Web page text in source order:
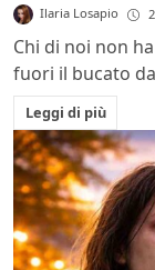
Ilaria Losapio
Chi di noi non
fuori il bucato
Leggi di più